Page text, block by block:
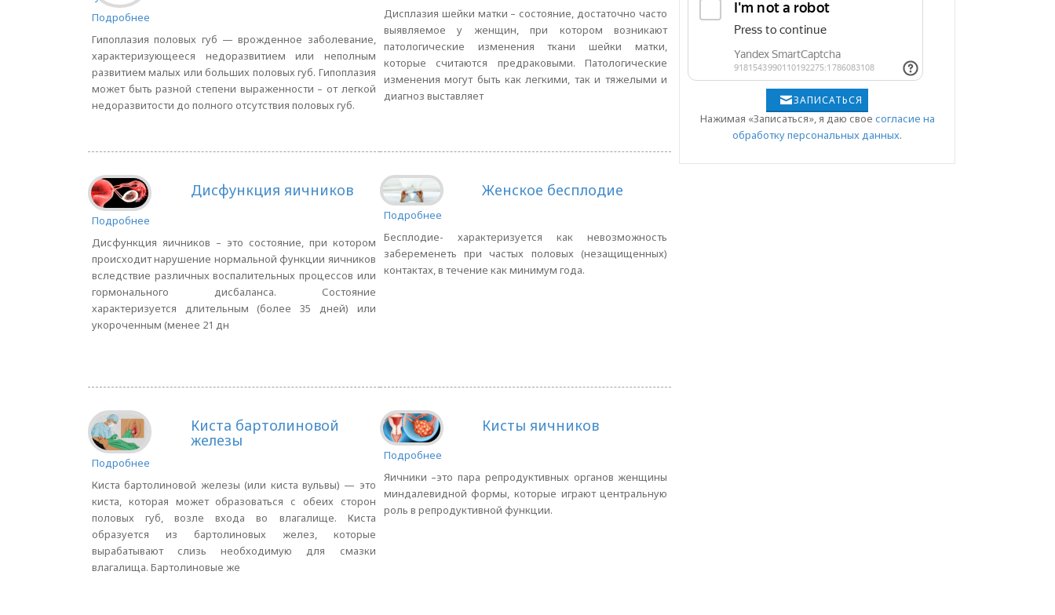
Подробнее
Гипоплазия половых губ — врожденное заболевание,
характеризующееся недоразвитием или неполным
развитием малых или больших половых губ. Гипоплазия
может быть разной степени выраженности – от легкой
недоразвитости до полного отсутствия половых губ.
Дисплазия шейки матки – состояние, достаточно часто
выявляемое у женщин, при котором возникают
патологические изменения ткани шейки матки,
которые считаются предраковыми. Патологические
изменения могут быть как легкими, так и тяжелыми и
диагноз выставляет
Подробнее
Дисфункция яичников
Дисфункция яичников – это состояние, при котором
происходит нарушение нормальной функции яичников
вследствие различных воспалительных процессов или
гормонального дисбаланса. Состояние
характеризуется длительным (более 35 дней) или
укороченным (менее 21 дн
Подробнее
Женское бесплодие
Бесплодие- характеризуется как невозможность
забеременеть при частых половых (незащищенных)
контактах, в течение как минимум года.
Подробнее
Киста бартолиновой
железы
Киста бартолиновой железы (или киста вульвы) — это
киста, которая может образоваться с обеих сторон
половых губ, возле входа во влагалище. Киста
образуется из бартолиновых желез, которые
вырабатывают слизь необходимую для смазки
влагалища. Бартолиновые же
Подробнее
Кисты яичников
Яичники –это пара репродуктивных органов женщины
миндалевидной формы, которые играют центральную
роль в репродуктивной функции.
ЗАПИСАТЬСЯ
Нажимая «Записаться», я даю свое согласие на
обработку персональных данных.